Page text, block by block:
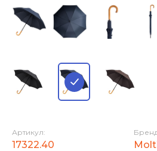
Артикул:
17322.40